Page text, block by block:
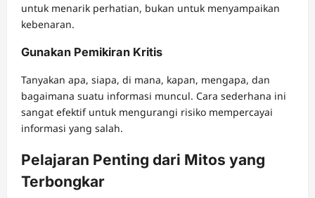
untuk menarik perhatian, bukan untuk menyampaikan
kebenaran.
Gunakan Pemikiran Kritis
Tanyakan apa, siapa, di mana, kapan, mengapa, dan
bagaimana suatu informasi muncul. Cara sederhana ini
sangat efektif untuk mengurangi risiko mempercayai
informasi yang salah.
Pelajaran Penting dari Mitos yang
Terbongkar